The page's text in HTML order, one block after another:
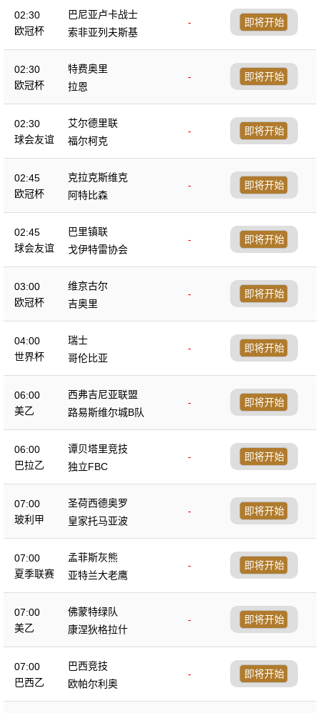
02:30
欧冠杯
巴尼亚卢卡战士
-
索非亚列夫斯基
即将开始
02:30
欧冠杯
特费奥里
-
拉恩
即将开始
02:30
球会友谊
艾尔德里联
-
福尔柯克
即将开始
02:45
欧冠杯
克拉克斯维克
-
阿特比森
即将开始
02:45
球会友谊
巴里镇联
-
戈伊特雷协会
即将开始
03:00
欧冠杯
维京古尔
-
吉奥里
即将开始
04:00
世界杯
瑞士
-
哥伦比亚
即将开始
06:00
美乙
西弗吉尼亚联盟
-
路易斯维尔城B队
即将开始
06:00
巴拉乙
谭贝塔里竞技
-
独立FBC
即将开始
07:00
玻利甲
圣荷西德奥罗
-
皇家托马亚波
即将开始
07:00
夏季联赛
孟菲斯灰熊
-
亚特兰大老鹰
即将开始
07:00
美乙
佛蒙特绿队
-
康涅狄格拉什
即将开始
07:00
巴西乙
巴西竞技
-
欧帕尔利奥
即将开始